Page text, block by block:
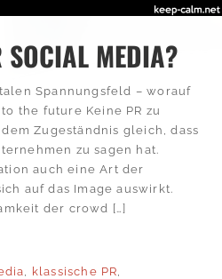
MEDIA?
Spannungsfeld – worauf
the future Keine PR zu
Zugeständnis gleich, dass
zu sagen hat.
auch eine Art der
auf das Image auswirkt.
der crowd […]
klassische PR